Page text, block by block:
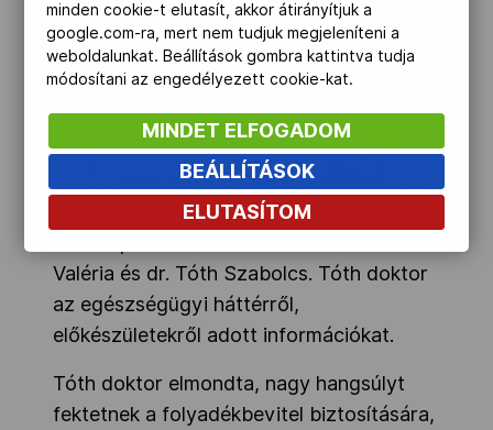
Valéria és dr. Tóth Szabolcs. Tóth doktor
az egészségügyi háttérről,
előkészületekről adott információkat.
Tóth doktor elmondta, nagy hangsúlyt
fektetnek a folyadékbevitel biztosítására,
minden cookie-t elutasít, akkor átirányítjuk a
google.com-ra, mert nem tudjuk megjeleníteni a
weboldalunkat. Beállítások gombra kattintva tudja
módosítani az engedélyezett cookie-kat.
MINDET ELFOGADOM
BEÁLLÍTÁSOK
ELUTASÍTOM